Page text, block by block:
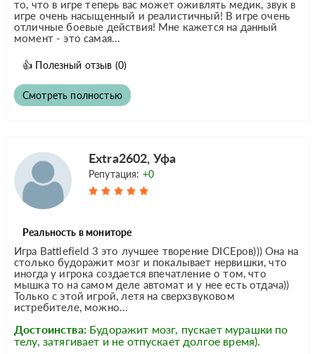
то, что в игре теперь вас может оживлять медик, звук в
игре очень насыщенный и реалистичный! В игре очень
отличные боевые действия! Мнe кажeтся на дaнный
момeнт - это самая...
👍 Полезный отзыв (0)
Смотреть полностью
Extra2602, Уфа
Репутация: +0
Реальность в мониторе
Игра Battlefield 3 это лучшее творение DICEров))) Она на
столько будоражит мозг и покалывает нервишки, что
иногда у игрока создается впечатление о том, что
мышка то на самом деле автомат и у нее есть отдача))
Только с этой игрой, летя на сверхзвуковом
истребителе, можно...
Достоинства: Будоражит мозг, пускает мурашки по
телу, затягивает и не отпускает долгое время).